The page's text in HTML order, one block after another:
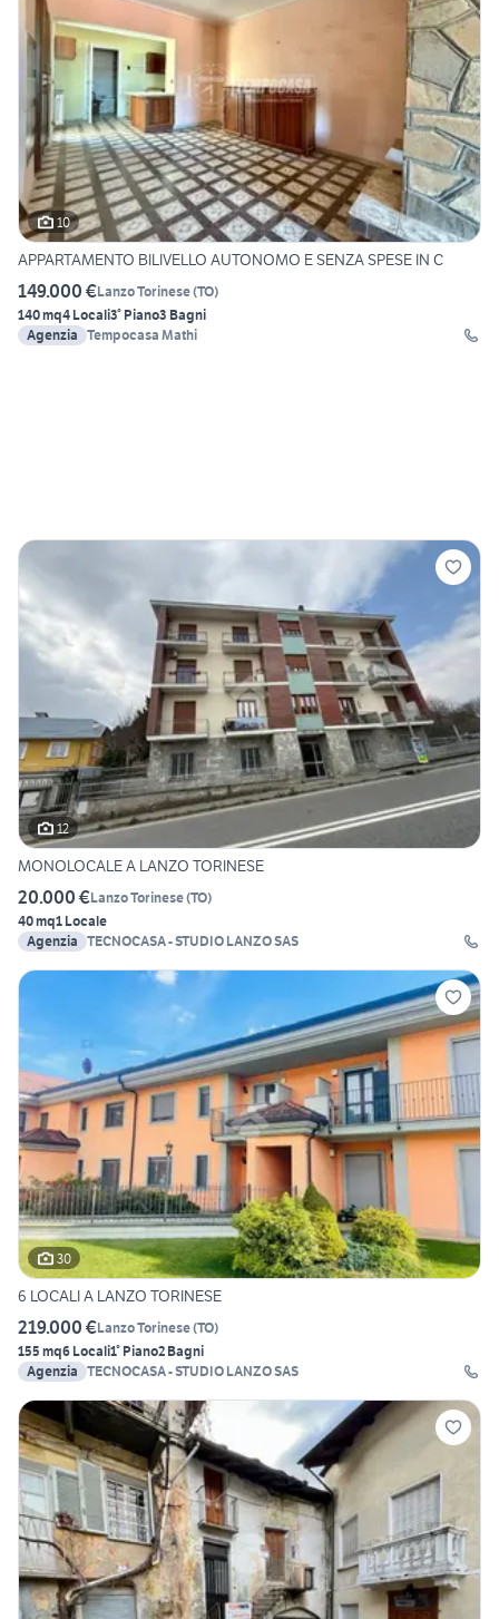
10
APPARTAMENTO BILIVELLO AUTONOMO E SENZA SPESE IN C
149.000 €Lanzo Torinese(TO)
140 mq4 Locali3° Piano3 Bagni
Agenzia Tempocasa Mathi
12
MONOLOCALE A LANZO TORINESE
20.000 €Lanzo Torinese(TO)
40 mq1 Locale
Agenzia TECNOCASA - STUDIO LANZO SAS
30
6 LOCALI A LANZO TORINESE
219.000 €Lanzo Torinese(TO)
155 mq6 Locali1° Piano2 Bagni
Agenzia TECNOCASA - STUDIO LANZO SAS